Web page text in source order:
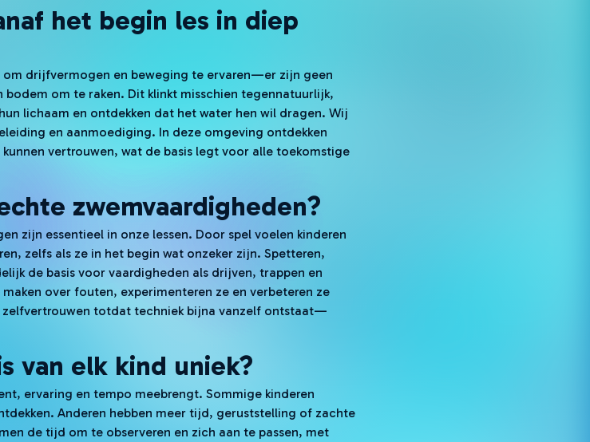
het begin les in diep
om drijfvermogen en beweging te ervaren—er zijn geen
om te raken. Dit klinkt misschien tegennatuurlijk,
lichaam en ontdekken dat het water hen wil dragen. Wij
en aanmoediging. In deze omgeving ontdekken
vertrouwen, wat de basis legt voor alle toekomstige
zwemvaardigheden?
zijn essentieel in onze lessen. Door spel voelen kinderen
zelfs als ze in het begin wat onzeker zijn. Spetteren,
de basis voor vaardigheden als drijven, trappen en
over fouten, experimenteren ze en verbeteren ze
totdat techniek bijna vanzelf ontstaat—
van elk kind uniek?
ervaring en tempo meebrengt. Sommige kinderen
Anderen hebben meer tijd, geruststelling of zachte
de tijd om te observeren en zich aan te passen, met